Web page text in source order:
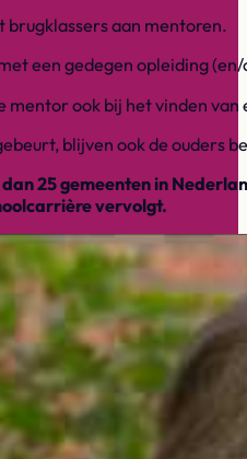
brugklassers aan mentoren.
een gedegen opleiding
mentor ook bij het vinden
blijven ook de ouders
dan 25 gemeenten in
vervolgt.